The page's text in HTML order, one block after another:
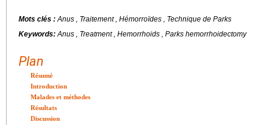
Mots clés :Anus , Traitement , Hémorroïdes , Technique de Parks
Keywords:Anus , Treatment , Hemorrhoids , Parks hemorrhoidectomy
Plan
Résumé
Introduction
Malades et méthodes
Résultats
Discussion